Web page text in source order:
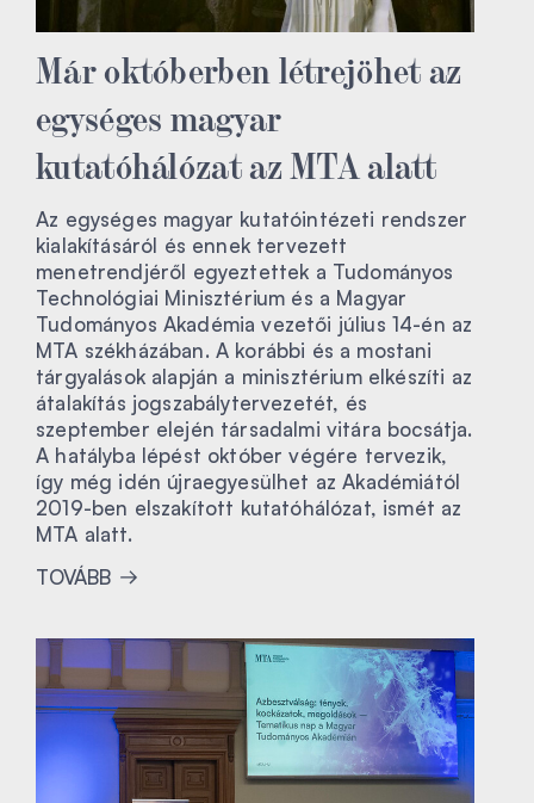
Már októberben létrejöhet az
egységes magyar
kutatóhálózat az MTA alatt
Az egységes magyar kutatóintézeti rendszer
kialakításáról és ennek tervezett
menetrendjéről egyeztettek a Tudományos
Technológiai Minisztérium és a Magyar
Tudományos Akadémia vezetői július 14-én az
MTA székházában. A korábbi és a mostani
tárgyalások alapján a minisztérium elkészíti az
átalakítás jogszabálytervezetét, és
szeptember elején társadalmi vitára bocsátja.
A hatályba lépést október végére tervezik,
így még idén újraegyesülhet az Akadémiától
2019-ben elszakított kutatóhálózat, ismét az
MTA alatt.
TOVÁBB